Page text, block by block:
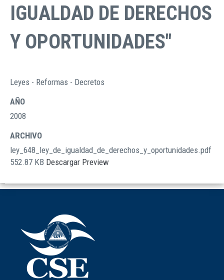
IGUALDAD DE DERECHOS
Y OPORTUNIDADES"
TIPO
DOCUMENTOS
Leyes - Reformas - Decretos
AÑO
2008
ARCHIVO
ley_648_ley_de_igualdad_de_derechos_y_oportunidades.pdf
552.87 KB Descargar Preview